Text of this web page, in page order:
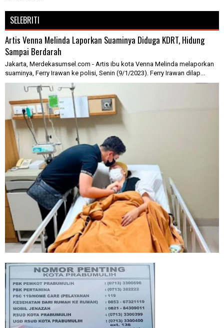
SELEBRITI
Artis Venna Melinda Laporkan Suaminya Diduga KDRT, Hidung
Sampai Berdarah
Jakarta, Merdekasumsel.com - Artis ibu kota Venna Melinda melaporkan
suaminya, Ferry Irawan ke polisi, Senin (9/1/2023). Ferry Irawan dilap...